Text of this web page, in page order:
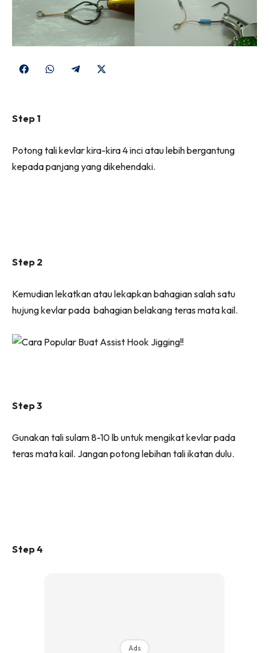
Share
Share
Share
Step 1
Potong tali kevlar kira-kira 4 inci atau lebih bergantung
kepada panjang yang dikehendaki.
Step 2
Kemudian lekatkan atau lekapkan bahagian salah satu
hujung kevlar pada bahagian belakang teras mata kail.
Step 3
Gunakan tali sulam 8-10 lb untuk mengikat kevlar pada
teras mata kail. Jangan potong lebihan tali ikatan dulu.
Step 4
Ads